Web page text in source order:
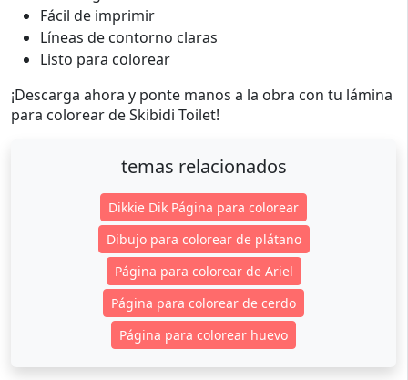
Fácil de imprimir
Líneas de contorno claras
Listo para colorear
¡Descarga ahora y ponte manos a la obra con tu lámina
para colorear de Skibidi Toilet!
temas relacionados
Dikkie Dik Página para colorear
Dibujo para colorear de plátano
Página para colorear de Ariel
Página para colorear de cerdo
Página para colorear huevo